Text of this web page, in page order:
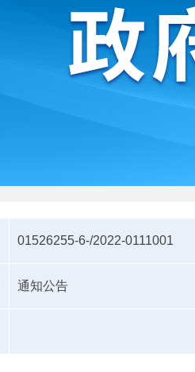
01526255-6-/2022-0111001
通知公告